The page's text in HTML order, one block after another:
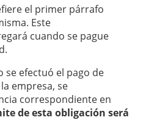
el primer párrafo
Este
cuando se pague
se efectuó el pago de
empresa, se
correspondiente en
de esta obligación será